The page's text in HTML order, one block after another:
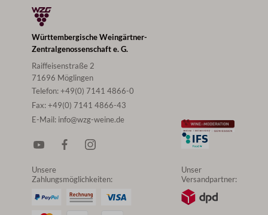
Württembergische Weingärtner-
Zentralgenossenschaft e. G.
Raiffeisenstraße 2
71696 Möglingen
Telefon: +49(0) 7141 4866-0
Fax: +49(0) 7141 4866-43
E-Mail: info@wzg-weine.de
Unsere
Zahlungsmöglichkeiten:
Unser
Versandpartner: